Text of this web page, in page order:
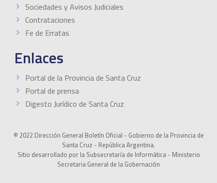
Sociedades y Avisos Judiciales
Contrataciones
Fe de Erratas
Enlaces
Portal de la Provincia de Santa Cruz
Portal de prensa
Digesto Jurídico de Santa Cruz
© 2022 Dirección General Boletín Oficial - Gobierno de la Provincia de
Santa Cruz - República Argentina.
Sitio desarrollado por la Subsecretaría de Informática - Ministerio
Secretaria General de la Gobernación